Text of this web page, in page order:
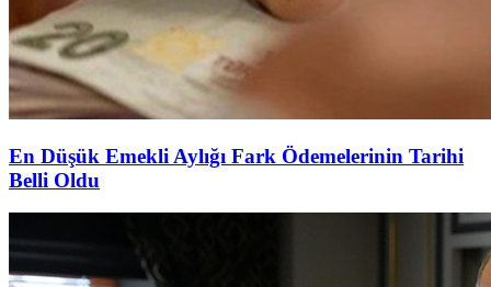
En Düşük Emekli Aylığı Fark Ödemelerinin Tarihi
Belli Oldu